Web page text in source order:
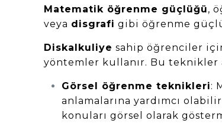
Matematik öğrenme güçlüğü,
veya disgrafi gibi öğrenme
Diskalkuliye sahip öğrenciler
yöntemler kullanır. Bu teknikler
Görsel öğrenme teknikleri:
anlamalarına yardımcı
konuları görsel olarak